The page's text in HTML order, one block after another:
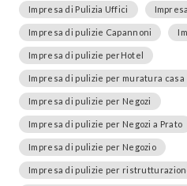
Impresa di Pulizia Uffici
Impresa di pulizie Capannoni
Impresa di pulizie perHotel
Impresa di pulizie per muratura casa
Impresa di pulizie per Negozi
Impresa di pulizie per Negozi a Prato
Impresa di pulizie per Negozio
Impresa di pulizie per